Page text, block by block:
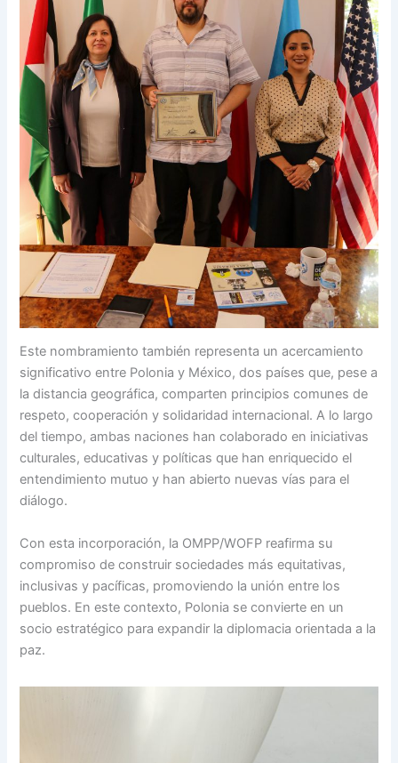
Este nombramiento también representa un acercamiento
significativo entre Polonia y México, dos países que, pese a
la distancia geográfica, comparten principios comunes de
respeto, cooperación y solidaridad internacional. A lo largo
del tiempo, ambas naciones han colaborado en iniciativas
culturales, educativas y políticas que han enriquecido el
entendimiento mutuo y han abierto nuevas vías para el
diálogo.
Con esta incorporación, la OMPP/WOFP reafirma su
compromiso de construir sociedades más equitativas,
inclusivas y pacíficas, promoviendo la unión entre los
pueblos. En este contexto, Polonia se convierte en un
socio estratégico para expandir la diplomacia orientada a la
paz.